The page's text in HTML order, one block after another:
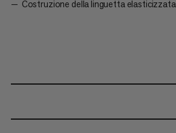
Costruzione della linguetta elasticizzata